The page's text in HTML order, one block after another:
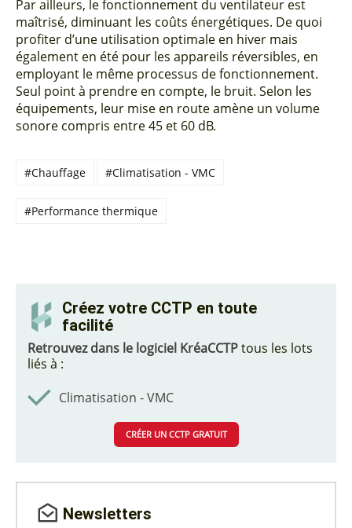
Par ailleurs, le fonctionnement du ventilateur est
maîtrisé, diminuant les coûts énergétiques. De quoi
profiter d’une utilisation optimale en hiver mais
également en été pour les appareils réversibles, en
employant le même processus de fonctionnement.
Seul point à prendre en compte, le bruit. Selon les
équipements, leur mise en route amène un volume
sonore compris entre 45 et 60 dB.
#Chauffage #Climatisation - VMC
#Performance thermique
Créez votre CCTP en toute
facilité
Retrouvez dans le logiciel KréaCCTPtous les lots
liés à :
Climatisation - VMC
CRÉER UN CCTP GRATUIT
Newsletters